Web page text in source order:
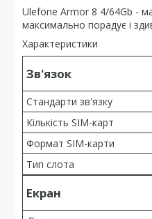
Ulefone Armor 8 4/64Gb -
максимально порадує і
Характеристики
Зв'язок
Стандарти зв'язку
Кількість SIM-карт
Формат SIM-карти
Тип слота
Екран